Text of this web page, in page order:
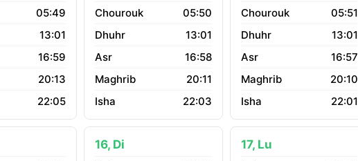
05:49
13:01
16:59
20:13
22:05
05:50
13:01
16:58
20:11
22:03
05:51
13:01
16:57
20:10
22:01
16, Di 17, Lu